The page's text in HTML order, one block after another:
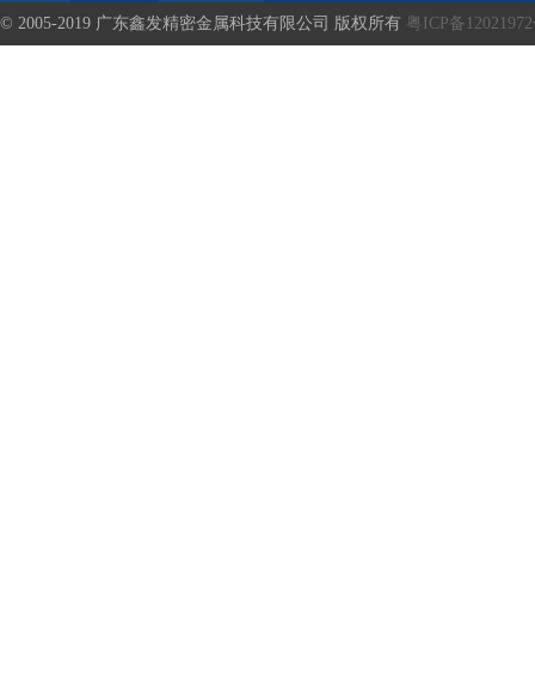
© 2005-2019 广东鑫发精密金属科技有限公司 版权所有 粤ICP备